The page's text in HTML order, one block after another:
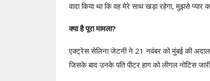
वादा किया था कि वह मेरे साथ खड़ा रहेगा, मुझसे
क्या है पूरा मामला?
एक्ट्रेस सेलिना जेटनी ने 21 नवंबर को मुंबई की
जिसके बाद उनके पति पीटर हाग को लीगल नोटिस